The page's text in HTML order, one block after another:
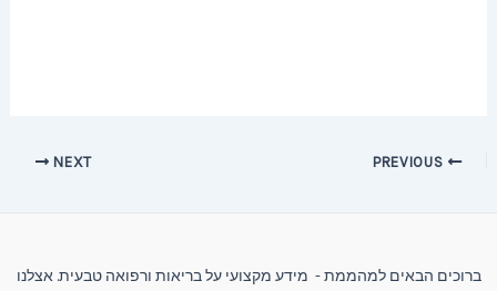
Post
NEXT
ברוכים הבאים למהממת - מידע מקצועי על בריאות ורפואה טבעית. אצלנו